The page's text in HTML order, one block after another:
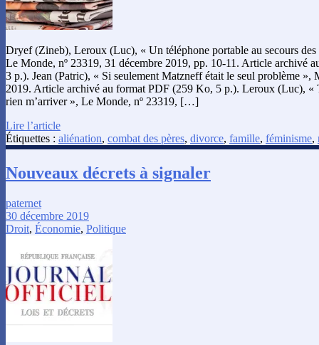
Dryef (Zineb), Leroux (Luc), « Un téléphone portable au secours des
Le Monde, nº 23319, 31 décembre 2019, pp. 10-11. Article archivé
3 p.). Jean (Patric), « Si seulement Matzneff était le seul problème »,
2019. Article archivé au format PDF (259 Ko, 5 p.). Leroux (Luc), «
rien m’arriver », Le Monde, nº 23319, […]
Lire l’article
Étiquettes : aliénation, combat des pères, divorce, famille, féminisme,
Nouveaux décrets à signaler
paternet
30 décembre 2019
Droit, Économie, Politique